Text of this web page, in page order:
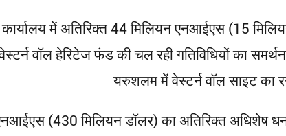
कार्यालय में अतिरिक्त 44 मिलियन एनआईएस (15
वॉल हेरिटेज फंड की चल रही गतिविधियों का
यरुशलम में वेस्टर्न वॉल साइट का
(430 मिलियन डॉलर) का अतिरिक्त अधिशेष